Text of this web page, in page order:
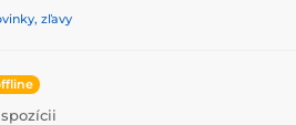
zľavy